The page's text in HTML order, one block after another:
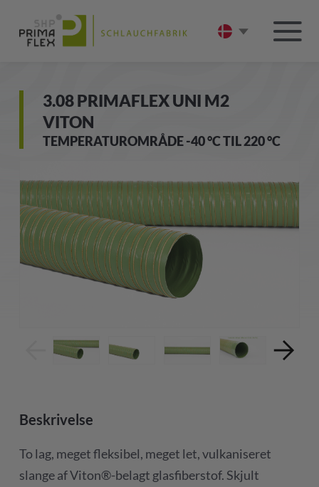
3.08 PRIMAFLEX UNI M2
VITON
TEMPERATUROMRÅDE -40 °C TIL 220 °C
Beskrivelse
To lag, meget fleksibel, meget let, vulkaniseret
slange af Viton®-belagt glasfiberstof. Skjult